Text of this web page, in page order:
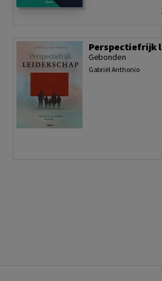
Perspectiefrijk
Gabriël Anthonio
Gebonden